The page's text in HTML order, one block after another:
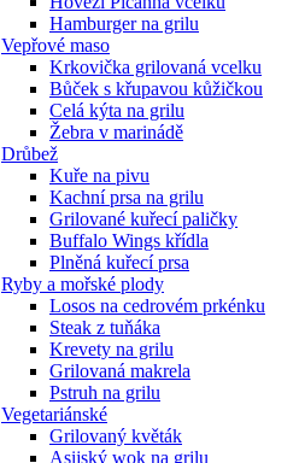
Hamburger na grilu
Vepřové maso
Krkovička grilovaná vcelku
Bůček s křupavou kůžičkou
Celá kýta na grilu
Žebra v marinádě
Drůbež
Kuře na pivu
Kachní prsa na grilu
Grilované kuřecí paličky
Buffalo Wings křídla
Plněná kuřecí prsa
Ryby a mořské plody
Losos na cedrovém prkénku
Steak z tuňáka
Krevety na grilu
Grilovaná makrela
Pstruh na grilu
Vegetariánské
Grilovaný květák
Asijský wok na grilu